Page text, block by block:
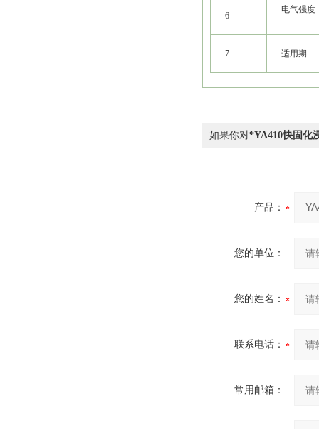
6
电气强度
7 适用期
如果你对*YA410快固化
产品：
您的单位：
您的姓名：
联系电话：
常用邮箱：